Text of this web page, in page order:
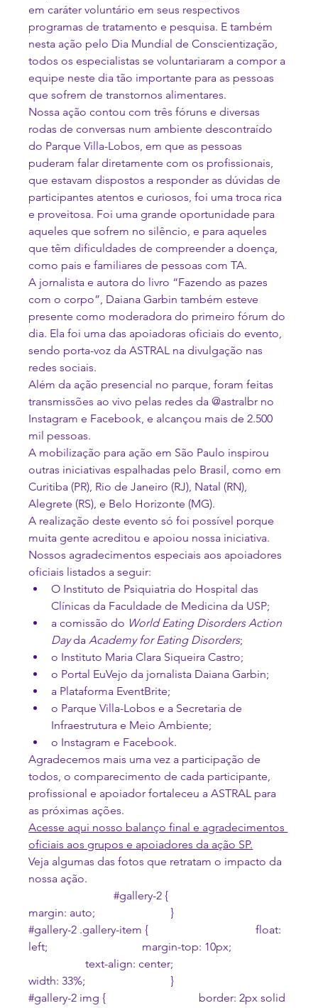
em caráter voluntário em seus respectivos
programas de tratamento e pesquisa. E também
nesta ação pelo Dia Mundial de Conscientização,
todos os especialistas se voluntariaram a compor a
equipe neste dia tão importante para as pessoas
que sofrem de transtornos alimentares.
Nossa ação contou com três fóruns e diversas
rodas de conversas num ambiente descontraído
do Parque Villa-Lobos, em que as pessoas
puderam falar diretamente com os profissionais,
que estavam dispostos a responder as dúvidas de
participantes atentos e curiosos, foi uma troca rica
e proveitosa. Foi uma grande oportunidade para
aqueles que sofrem no silêncio, e para aqueles
que têm dificuldades de compreender a doença,
como pais e familiares de pessoas com TA.
A jornalista e autora do livro “Fazendo as pazes
com o corpo”, Daiana Garbin também esteve
presente como moderadora do primeiro fórum do
dia. Ela foi uma das apoiadoras oficiais do evento,
sendo porta-voz da ASTRAL na divulgação nas
redes sociais.
Além da ação presencial no parque, foram feitas
transmissões ao vivo pelas redes da @astralbr no
Instagram e Facebook, e alcançou mais de 2.500
mil pessoas.
A mobilização para ação em São Paulo inspirou
outras iniciativas espalhadas pelo Brasil, como em
Curitiba (PR), Rio de Janeiro (RJ), Natal (RN),
Alegrete (RS), e Belo Horizonte (MG).
A realização deste evento só foi possível porque
muita gente acreditou e apoiou nossa iniciativa.
Nossos agradecimentos especiais aos apoiadores
oficiais listados a seguir:
O Instituto de Psiquiatria do Hospital das
Clínicas da Faculdade de Medicina da USP;
a comissão do World Eating Disorders Action
Day da Academy for Eating Disorders;
o Instituto Maria Clara Siqueira Castro;
o Portal EuVejo da jornalista Daiana Garbin;
a Plataforma EventBrite;
o Parque Villa-Lobos e a Secretaria de
Infraestrutura e Meio Ambiente;
o Instagram e Facebook.
Agradecemos mais uma vez a participação de
todos, o comparecimento de cada participante,
profissional e apoiador fortaleceu a ASTRAL para
as próximas ações.
Acesse aqui nosso balanço final e agradecimentos
oficiais aos grupos e apoiadores da ação SP.
Veja algumas das fotos que retratam o impacto da
nossa ação.
#gallery-2 {
#gallery-2 .gallery-item {				float:
left;				margin-top: 10px;
		text-align: center;
#gallery
-2 img {				border: 2px solid